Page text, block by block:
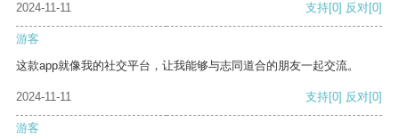
2024-11-11 支持[0] 反对[0]
游客
这款app就像我的社交平台，让我能够与志同道合的朋友一起交流。
2024-11-11 支持[0] 反对[0]
游客